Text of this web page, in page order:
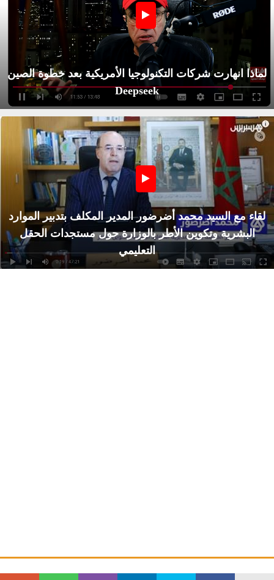
لماذا انهارت شركات التكنولوجيا الأمريكية بعد خطوة الصين
Deepseek
لقاء مع السيد محمد أضرضور المدير المكلف بتدبير الموارد
البشرية وتكوين الأطر بالوزارة حول مستجدات الحقل
التعليمي